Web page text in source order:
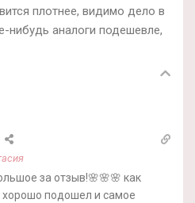
плотнее, видимо дело в
нибудь аналоги подешевле,
за отзыв!🌸🌸🌸 как
хорошо подошел и самое